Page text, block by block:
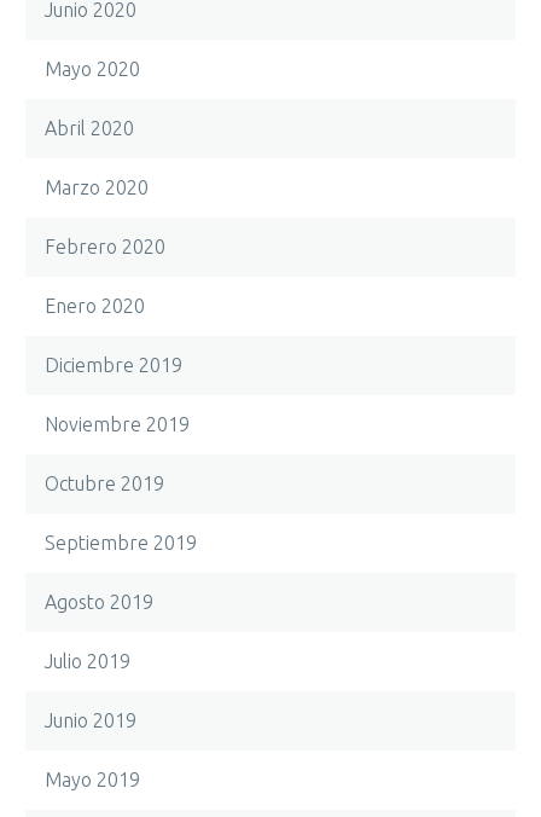
Junio 2020
Mayo 2020
Abril 2020
Marzo 2020
Febrero 2020
Enero 2020
Diciembre 2019
Noviembre 2019
Octubre 2019
Septiembre 2019
Agosto 2019
Julio 2019
Junio 2019
Mayo 2019